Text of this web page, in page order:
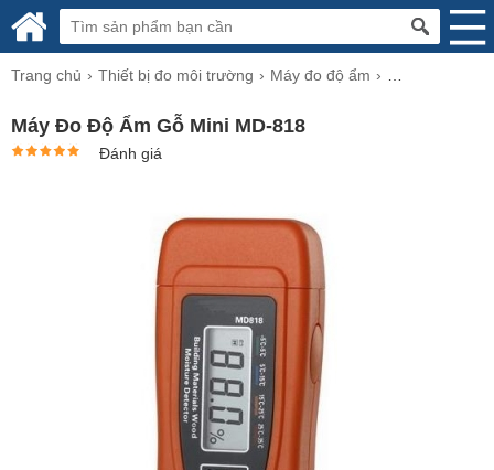
Trang chủ Thiết bị đo môi trường Máy đo độ ẩm
Máy Đo Độ Ẩm Gỗ Mini MD-818
Đánh giá